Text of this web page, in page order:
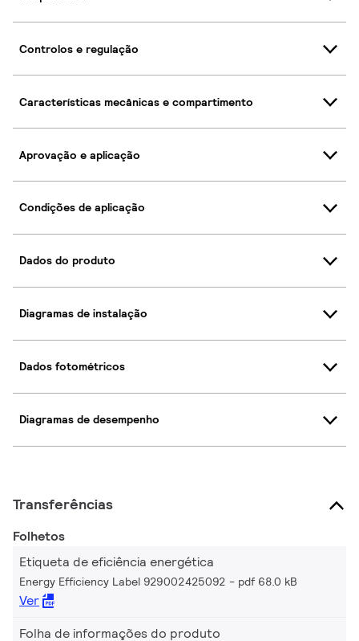
Controlos e regulação
Características mecânicas e compartimento
Aprovação e aplicação
Condições de aplicação
Dados do produto
Diagramas de instalação
Dados fotométricos
Diagramas de desempenho
Transferências
Folhetos
Etiqueta de eficiência energética
Energy Efficiency Label 929002425092 pdf 68.0 kB
Ver
Folha de informações do produto